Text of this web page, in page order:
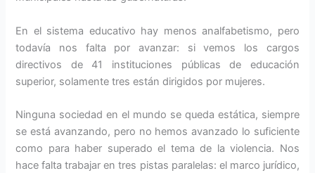
En el sistema educativo hay menos analfabetismo, pero
todavía nos falta por avanzar: si vemos los cargos
directivos de 41 instituciones públicas de educación
superior, solamente tres están dirigidos por mujeres.
Ninguna sociedad en el mundo se queda estática, siempre
se está avanzando, pero no hemos avanzado lo suficiente
como para haber superado el tema de la violencia. Nos
hace falta trabajar en tres pistas paralelas: el marco jurídico,